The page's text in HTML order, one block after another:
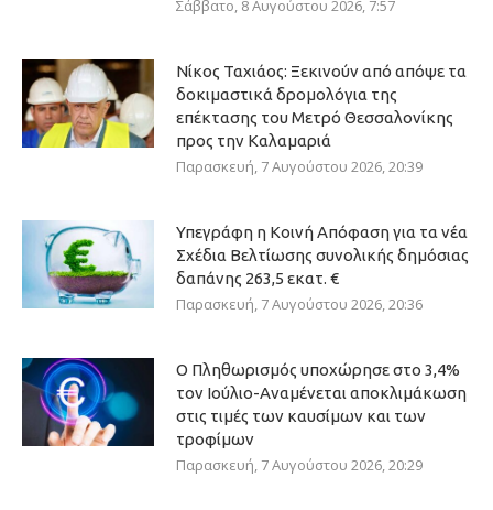
Σάββατο, 8 Αυγούστου 2026, 7:57
Νίκος Ταχιάος: Ξεκινούν από απόψε τα
δοκιμαστικά δρομολόγια της
επέκτασης του Μετρό Θεσσαλονίκης
προς την Καλαμαριά
Παρασκευή, 7 Αυγούστου 2026, 20:39
Υπεγράφη η Κοινή Απόφαση για τα νέα
Σχέδια Βελτίωσης συνολικής δημόσιας
δαπάνης 263,5 εκατ. €
Παρασκευή, 7 Αυγούστου 2026, 20:36
Ο Πληθωρισμός υποχώρησε στο 3,4%
τον Ιούλιο-Αναμένεται αποκλιμάκωση
στις τιμές των καυσίμων και των
τροφίμων
Παρασκευή, 7 Αυγούστου 2026, 20:29